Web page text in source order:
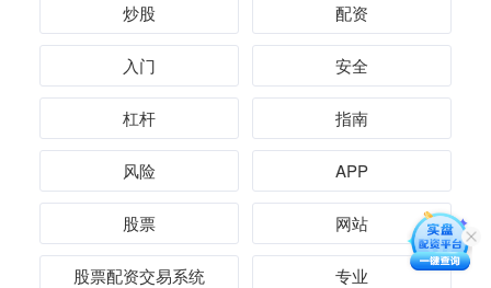
炒股 配资
入门 安全
杠杆 指南
风险 APP
股票 网站
股票配资交易系统 专业